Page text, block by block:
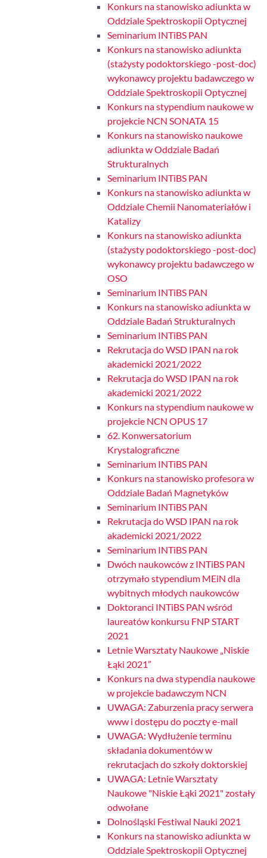
Konkurs na stanowisko adiunkta w
Oddziale Spektroskopii Optycznej
Seminarium INTiBS PAN
Konkurs na stanowisko adiunkta
(stażysty podoktorskiego -post-doc)
wykonawcy projektu badawczego w
Oddziale Spektroskopii Optycznej
Konkurs na stypendium naukowe w
projekcie NCN SONATA 15
Konkurs na stanowisko naukowe
adiunkta w Oddziale Badań
Strukturalnych
Seminarium INTiBS PAN
Konkurs na stanowisko adiunkta w
Oddziale Chemii Nanomateriałów i
Katalizy
Konkurs na stanowisko adiunkta
(stażysty podoktorskiego -post-doc)
wykonawcy projektu badawczego w
OSO
Seminarium INTiBS PAN
Konkurs na stanowisko adiunkta w
Oddziale Badań Strukturalnych
Seminarium INTiBS PAN
Rekrutacja do WSD IPAN na rok
akademicki 2021/2022
Rekrutacja do WSD IPAN na rok
akademicki 2021/2022
Konkurs na stypendium naukowe w
projekcie NCN OPUS 17
62. Konwersatorium
Krystalograficzne
Seminarium INTiBS PAN
Konkurs na stanowisko profesora w
Oddziale Badań Magnetyków
Seminarium INTiBS PAN
Rekrutacja do WSD IPAN na rok
akademicki 2021/2022
Seminarium INTiBS PAN
Dwóch naukowców z INTiBS PAN
otrzymało stypendium MEiN dla
wybitnych młodych naukowców
Doktoranci INTiBS PAN wśród
laureatów konkursu FNP START
2021
Letnie Warsztaty Naukowe „Niskie
Łąki 2021”
Konkurs na dwa stypendia naukowe
w projekcie badawczym NCN
UWAGA: Zaburzenia pracy serwera
www i dostępu do poczty e-mail
UWAGA: Wydłużenie terminu
składania dokumentów w
rekrutacjach do szkoły doktorskiej
UWAGA: Letnie Warsztaty
Naukowe "Niskie Łąki 2021" zostały
odwołane
Dolnośląski Festiwal Nauki 2021
Konkurs na stanowisko adiunkta w
Oddziale Spektroskopii Optycznej